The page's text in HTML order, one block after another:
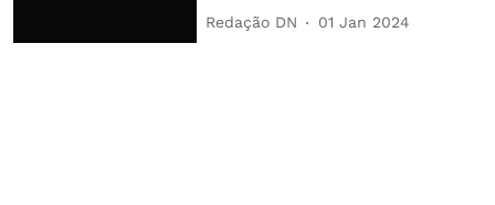
Redação DN 01 Jan 2024